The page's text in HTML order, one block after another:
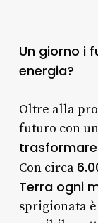
Un giorno i
energia?
Oltre alla
futuro con
trasformare
Con circa
Terra ogni
sprigionata